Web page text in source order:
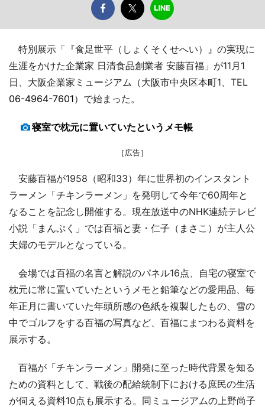
特別展示「『食足世平（しょくそくせへい）』の実現に
生涯をかけた企業家 日清食品創業者 安藤百福」が11月1
日、大阪企業家ミュージアム（大阪市中央区本町1、TEL
06-4964-7601）で始まった。
寝室で枕元に置いていたというメモ帳
［広告］
安藤百福が1958（昭和33）年に世界初のインスタント
ラーメン「チキンラーメン」を発明して今年で60周年と
なることを記念し開催する。現在放送中のNHK連続テレビ
小説「まんぷく」では百福と妻・仁子（まさこ）が主人公
夫婦のモデルとなっている。
会場では百福の名言と解説のパネル16点、自宅の寝室で
枕元に常に置いていたというメモと鉛筆などの愛用品、毎
年正月に書いていた年頭所感の色紙を複製したもの、雪の
中でゴルフをする百福の写真など、百福にまつわる資料を
展示する。
百福が「チキンラーメン」開発に至った時代背景を知る
ための資料として、戦後の配給統制下における庶民の生活
が伺える資料10点も展示する。同ミュージアムの上野尚子